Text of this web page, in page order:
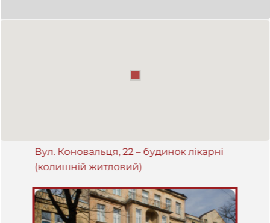
Вул. Коновальця, 22 – будинок лікарні
(колишній житловий)